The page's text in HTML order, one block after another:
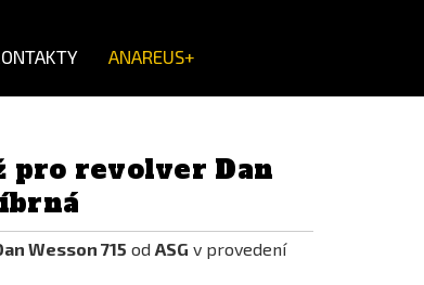
ANAREUS+
pro revolver Dan
Wesson 715 od ASG v provedení